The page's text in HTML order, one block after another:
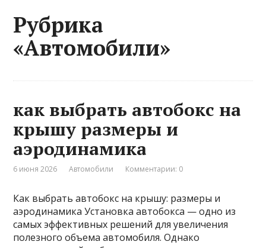
Рубрика
«Автомобили»
как выбрать автобокс на
крышу размеры и
аэродинамика
6 июня 2026 Автомобили Комментарии: 0
Как выбрать автобокс на крышу: размеры и
аэродинамика Установка автобокса — одно из
самых эффективных решений для увеличения
полезного объема автомобиля. Однако